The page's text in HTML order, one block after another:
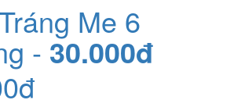
Me 6
- 30.000đ